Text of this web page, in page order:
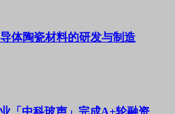
体陶瓷材料的研发与制造